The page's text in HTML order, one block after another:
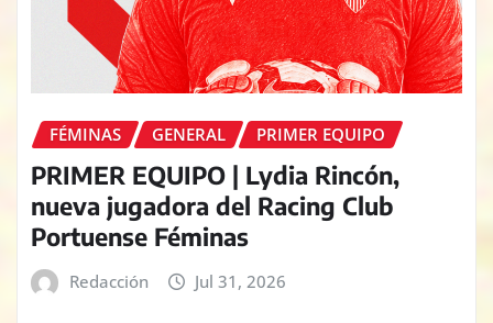
FÉMINAS GENERAL PRIMER EQUIPO
PRIMER EQUIPO | Lydia Rincón,
nueva jugadora del Racing Club
Portuense Féminas
Redacción Jul 31, 2026